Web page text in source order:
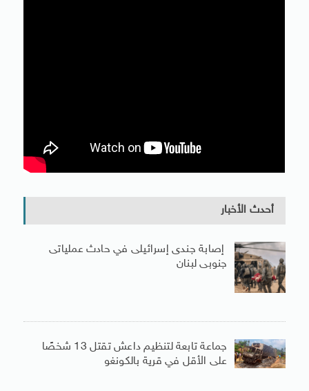
أحدث الأخبار
إصابة جندى إسرائيلى في حادث عملياتى
جنوبى لبنان
جماعة تابعة لتنظيم داعش تقتل 13 شخصًا
على الأقل في قرية بالكونغو